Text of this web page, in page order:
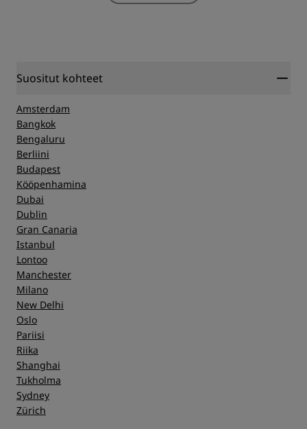
Suositut kohteet
Amsterdam
Bangkok
Bengaluru
Berliini
Budapest
Kööpenhamina
Dubai
Dublin
Gran Canaria
Istanbul
Lontoo
Manchester
Milano
New Delhi
Oslo
Pariisi
Riika
Shanghai
Tukholma
Sydney
Zürich